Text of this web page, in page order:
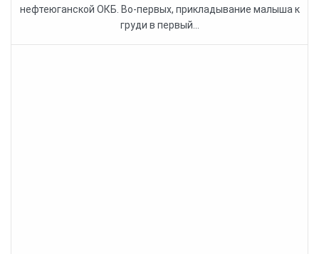
нефтеюганской ОКБ. Во-первых, прикладывание малыша к
груди в первый...